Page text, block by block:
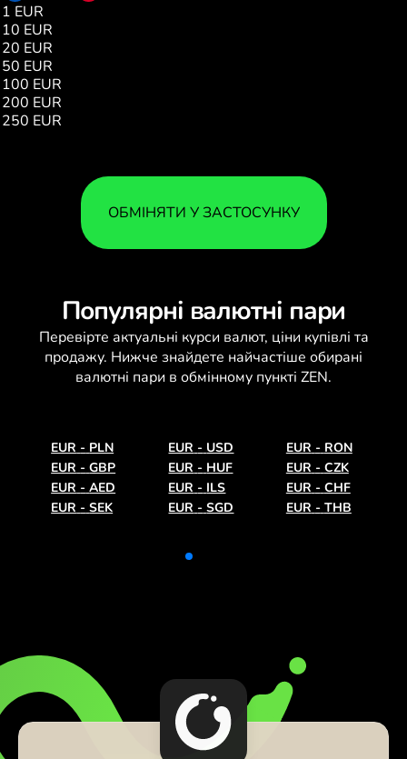
1 EUR
10 EUR
20 EUR
50 EUR
100 EUR
200 EUR
250 EUR
ОБМІНЯТИ У ЗАСТОСУНКУ
Популярні валютні пари
Перевірте актуальні курси валют, ціни купівлі та
продажу. Нижче знайдете найчастіше обирані
валютні пари в обмінному пункті ZEN.
EUR - PLN EUR - USD EUR - RON
EUR - GBP EUR - HUF EUR - CZK
EUR - AED EUR - ILS EUR - CHF
EUR - SEK EUR - SGD EUR - THB